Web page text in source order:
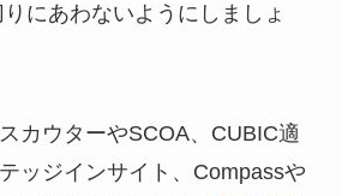
にあわないようにしましょ
カウターやSCOA、CUBIC適
ッジインサイト、Compassや